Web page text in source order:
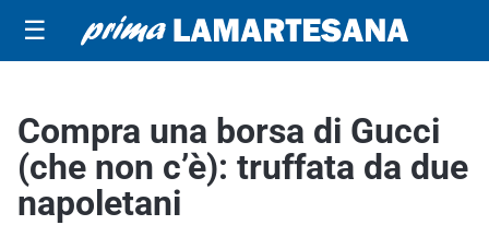
☰
Compra una borsa di Gucci
(che non c’è): truffata da due
napoletani